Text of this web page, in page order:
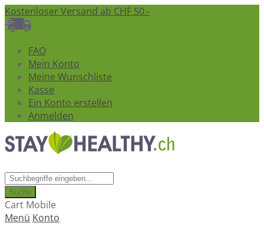
Kostenloser Versand ab CHF 50.-
FAQ
Mein Konto
Meine Wunschliste
Kasse
Ein Konto erstellen
Anmelden
Suche
Cart Mobile
Menü Konto